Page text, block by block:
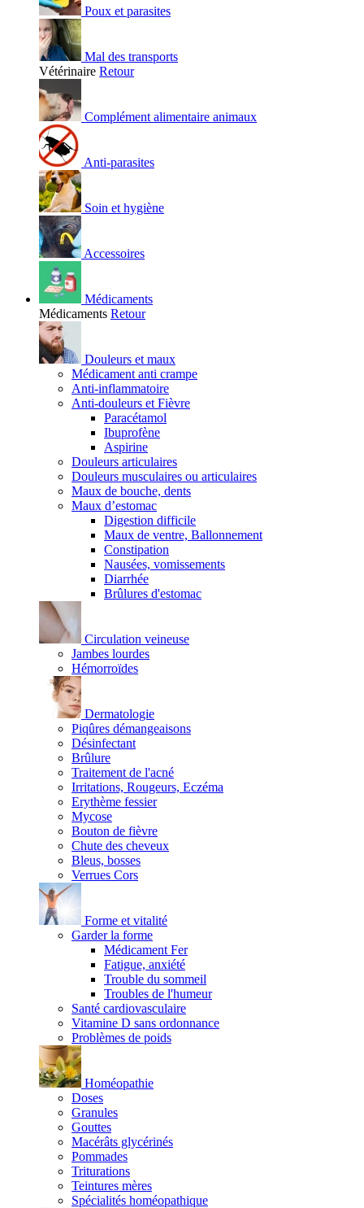
Poux et parasites
Mal des transports
Vétérinaire Retour
Complément alimentaire animaux
Anti-parasites
Soin et hygiène
Accessoires
Médicaments
Médicaments Retour
Douleurs et maux
Médicament anti crampe
Anti-inflammatoire
Anti-douleurs et Fièvre
Paracétamol
Ibuprofène
Aspirine
Douleurs articulaires
Douleurs musculaires ou articulaires
Maux de bouche, dents
Maux d’estomac
Digestion difficile
Maux de ventre, Ballonnement
Constipation
Nausées, vomissements
Diarrhée
Brûlures d'estomac
Circulation veineuse
Jambes lourdes
Hémorroïdes
Dermatologie
Piqûres démangeaisons
Désinfectant
Brûlure
Traitement de l'acné
Irritations, Rougeurs, Eczéma
Erythème fessier
Mycose
Bouton de fièvre
Chute des cheveux
Bleus, bosses
Verrues Cors
Forme et vitalité
Garder la forme
Médicament Fer
Fatigue, anxiété
Trouble du sommeil
Troubles de l'humeur
Santé cardiovasculaire
Vitamine D sans ordonnance
Problèmes de poids
Homéopathie
Doses
Granules
Gouttes
Macérâts glycérinés
Pommades
Triturations
Teintures mères
Spécialités homéopathique